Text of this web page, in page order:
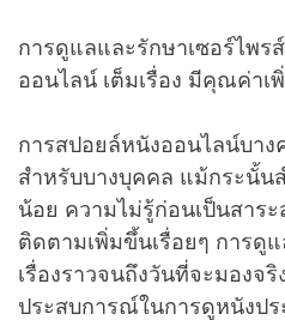
การดูแลและรักษาเซอร์ไพร
ออนไลน์ เต็มเรื่อง มีคุณค่าเ
การสปอยล์หนังออนไลน์บาง
สำหรับบางบุคคล แม้กระนั้น
น้อย ความไม่รู้ก่อนเป็นสาร
ติดตามเพิ่มขึ้นเรื่อยๆ การดู
เรื่องราวจนถึงวันที่จะมองจ
ประสบการณ์ในการดูหนังป